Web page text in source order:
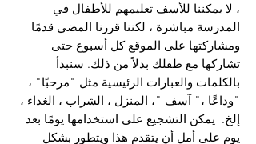
، لا يمكننا للأسف تعليمهم للأطفال في
المدرسة مباشرة ، لكننا قررنا المضي قدمًا
ومشاركتها على الموقع كل أسبوع حتى
تشاركها مع طفلك بدلاً من ذلك. سنبدأ
بالكلمات والعبارات الرئيسية مثل "مرحبًا" ،
"وداعًا ،" آسف "، المنزل ، الشراب ، الغداء ،
إلخ. يمكن التشجيع على استخدامها يومًا بعد
يوم على أمل أن يتقدم هذا ويتطور بشكل